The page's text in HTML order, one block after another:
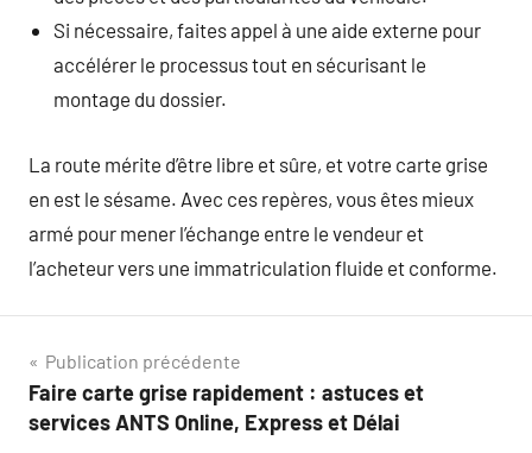
Si nécessaire, faites appel à une aide externe pour
accélérer le processus tout en sécurisant le
montage du dossier.
La route mérite d’être libre et sûre, et votre carte grise
en est le sésame. Avec ces repères, vous êtes mieux
armé pour mener l’échange entre le vendeur et
l’acheteur vers une immatriculation fluide et conforme.
Navigation
de
Publication précédente
Faire carte grise rapidement : astuces et
services ANTS Online, Express et Délai